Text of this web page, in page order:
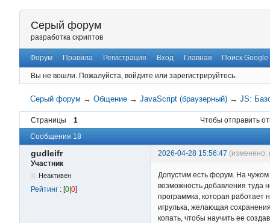
Серый форум
разработка скриптов
Форум Правила Регистрация Вход Главная Поиск Google
Вы не вошли. Пожалуйста, войдите или зарегистрируйтесь.
Серый форум →Общение →JavaScript (браузерный) →JS:
Страницы 1
Чтобы отправить
Сообщения 18
gudleifr 2026-04-28 15:56:47 (изменено:
Участник
Неактивен
Рейтинг : [0 0]
Допустим есть форум. На
возможность добавления туда
программка, которая работает
игрулька, желающая
копать, чтобы научить ее